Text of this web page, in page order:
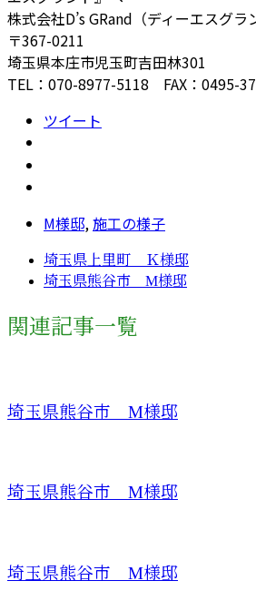
株式会社D’s GRand（ディーエスグラ
〒367-0211
埼玉県本庄市児玉町吉田林301
TEL：070-8977-5118 FAX：0495-
ツイート
M様邸,施工の様子
埼玉県上里町 Ｋ様邸
埼玉県熊谷市 M様邸
関連記事一覧
埼玉県熊谷市 M様邸
埼玉県熊谷市 M様邸
埼玉県熊谷市 M様邸